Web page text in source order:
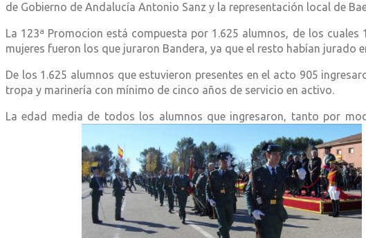
de Gobierno de Andalucía Antonio Sanz y la representación local de
La 123ª Promocion está compuesta por 1.625 alumnos, de los cuales
mujeres fueron los que juraron Bandera, ya que el resto habían jurado
De los 1.625 alumnos que estuvieron presentes en el acto 905
tropa y marinería con mínimo de cinco años de servicio en activo.
La edad media de todos los alumnos que ingresaron, tanto por